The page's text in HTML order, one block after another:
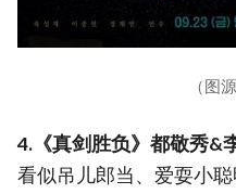
（图
4.《真剑胜负》都敬秀&
看似吊儿郎当、爱耍小